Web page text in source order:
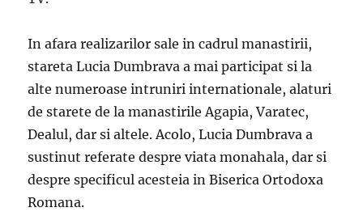
In afara realizarilor sale in cadrul manastirii,
stareta Lucia Dumbrava a mai participat si la
alte numeroase intruniri internationale, alaturi
de starete de la manastirile Agapia, Varatec,
Dealul, dar si altele. Acolo, Lucia Dumbrava a
sustinut referate despre viata monahala, dar si
despre specificul acesteia in Biserica Ortodoxa
Romana.